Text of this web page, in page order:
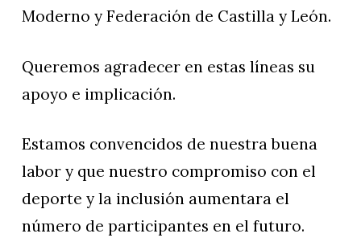
Moderno y Federación de Castilla y León.
Queremos agradecer en estas líneas su
apoyo e implicación.
Estamos convencidos de nuestra buena
labor y que nuestro compromiso con el
deporte y la inclusión aumentara el
número de participantes en el futuro.